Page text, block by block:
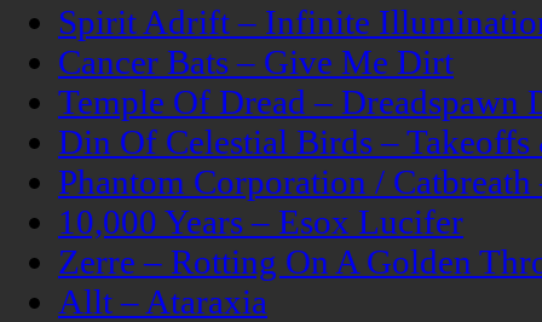
Spirit Adrift – Infinite
Cancer Bats – Give Me Dirt
Temple Of Dread – Dreadspawn
Din Of Celestial Birds –
Phantom Corporation /
10,000 Years – Esox Lucifer
Zerre – Rotting On A Golden
Allt – Ataraxia